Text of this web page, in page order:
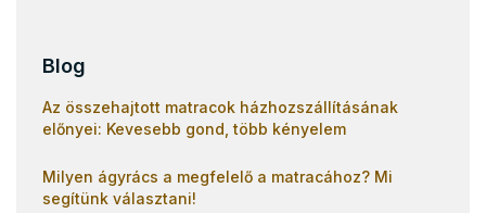
Blog
Az összehajtott matracok házhozszállításának
előnyei: Kevesebb gond, több kényelem
Milyen ágyrács a megfelelő a matracához? Mi
segítünk választani!